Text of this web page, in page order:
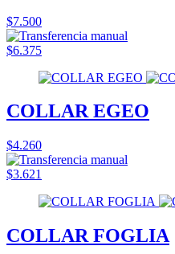
$7.500
$6.375
COLLAR EGEO
$4.260
$3.621
COLLAR FOGLIA